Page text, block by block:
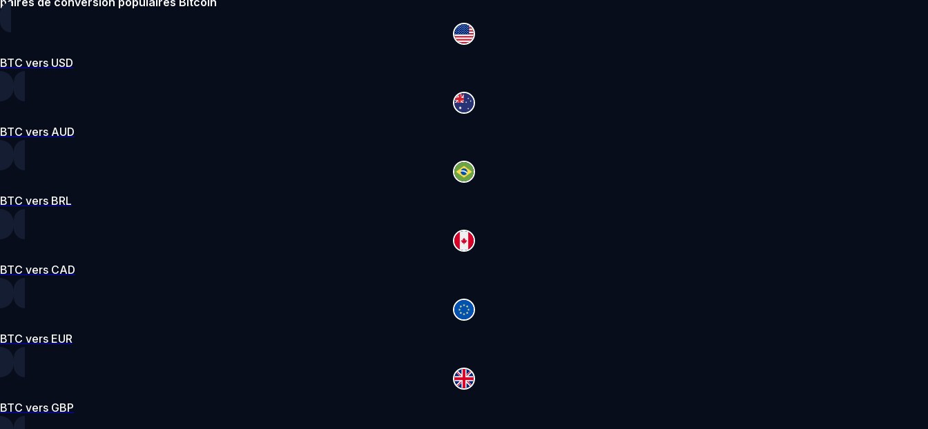
BTC vers USD
BTC vers AUD
BTC vers BRL
BTC vers CAD
BTC vers EUR
BTC vers GBP